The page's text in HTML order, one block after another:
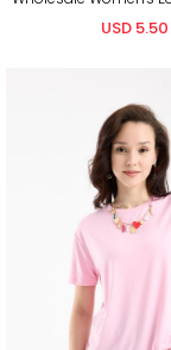
USD 5.50